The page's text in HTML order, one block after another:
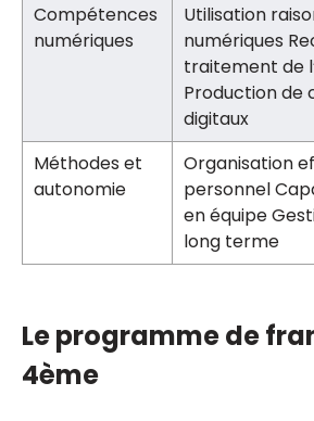
Compétences
numériques
Utilisation
numériques
traitement de
Production de
digitaux
Méthodes et
autonomie
Organisation
personnel
en équipe
long terme
Le programme de
4ème